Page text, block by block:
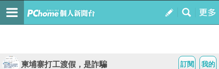
我的
訂閱
柬埔寨打工渡假，是詐騙